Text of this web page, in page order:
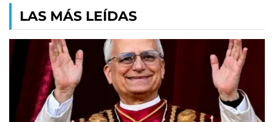
LAS MÁS LEÍDAS